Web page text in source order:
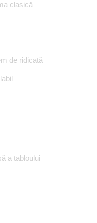
clasică
de ridicată
a tabloului